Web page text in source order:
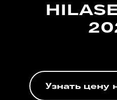
Узнать цену